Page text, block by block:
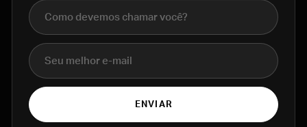
Nome completo
E-mail
ENVIAR